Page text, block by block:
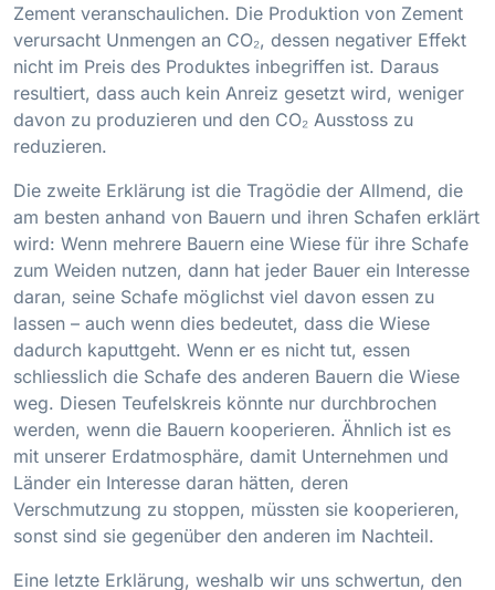
Zement veranschaulichen. Die Produktion von Zement
verursacht Unmengen an CO₂, dessen negativer Effekt
nicht im Preis des Produktes inbegriffen ist. Daraus
resultiert, dass auch kein Anreiz gesetzt wird, weniger
davon zu produzieren und den CO₂ Ausstoss zu
reduzieren.
Die zweite Erklärung ist die Tragödie der Allmend, die
am besten anhand von Bauern und ihren Schafen erklärt
wird: Wenn mehrere Bauern eine Wiese für ihre Schafe
zum Weiden nutzen, dann hat jeder Bauer ein Interesse
daran, seine Schafe möglichst viel davon essen zu
lassen – auch wenn dies bedeutet, dass die Wiese
dadurch kaputtgeht. Wenn er es nicht tut, essen
schliesslich die Schafe des anderen Bauern die Wiese
weg. Diesen Teufelskreis könnte nur durchbrochen
werden, wenn die Bauern kooperieren. Ähnlich ist es
mit unserer Erdatmosphäre, damit Unternehmen und
Länder ein Interesse daran hätten, deren
Verschmutzung zu stoppen, müssten sie kooperieren,
sonst sind sie gegenüber den anderen im Nachteil.
Eine letzte Erklärung, weshalb wir uns schwertun, den